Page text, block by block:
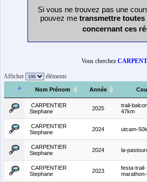
Si vous ne trouvez pas une
pouvez me transmettre
concernant ces
Vous cherchez
Afficher éléments
Nom Prénom Année
CARPENTIER
Stephane
2025
trail-
47km
CARPENTIER
Stephane
2024 utcam-
CARPENTIER
Stephane
2024 la-
CARPENTIER
Stephane
2023
festa-trail-